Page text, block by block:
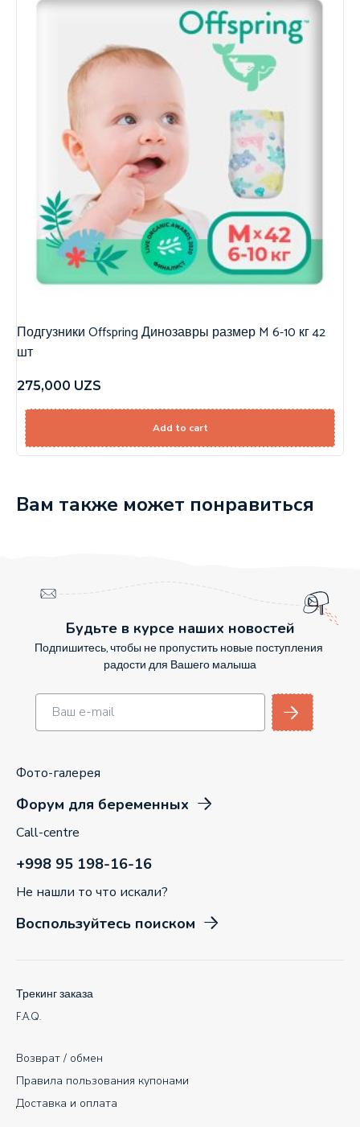
Подгузники Offspring Динозавры размер M 6-10 кг 42
шт
275,000 UZS
Add to cart
Вам также может понравиться
Будьте в курсе наших новостей
Подпишитесь, чтобы не пропустить новые поступления
радости для Вашего малыша
Фото-галерея
Форум для беременных
Call-centre
+998 95 198-16-16
Не нашли то что искали?
Воспользуйтесь поиском
Возврат / обмен
Правила пользования купонами
Доставка и оплата
Трекинг заказа
F.A.Q.